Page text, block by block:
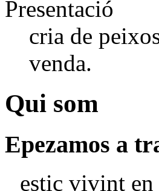
Presentació
cria de
venda.
Qui som
Epezamos a
estic vivint en